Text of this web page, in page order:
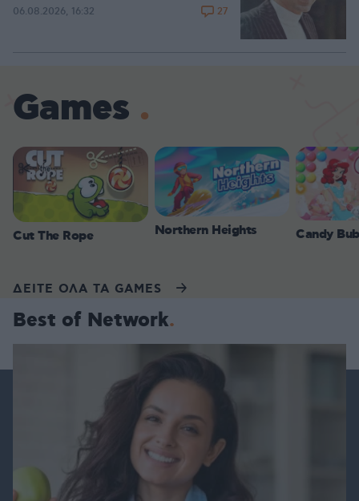
06.08.2026, 16:32 27
Games
Cut The Rope Northern Heights Candy
ΔΕΙΤΕ ΟΛΑ ΤΑ GAMES
Best of Network